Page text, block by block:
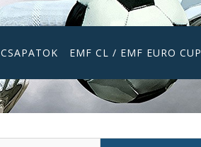
CSAPATOK EMF CL / EMF EURO CUP